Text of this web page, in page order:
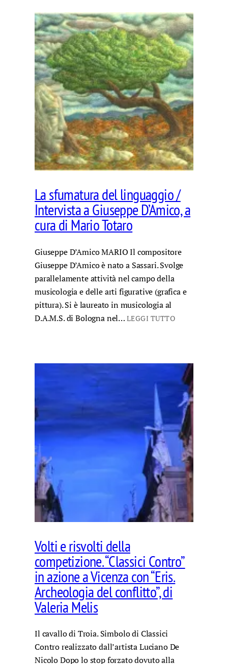
La sfumatura del linguaggio /
Intervista a Giuseppe D’Amico, a
cura di Mario Totaro
Giuseppe D’Amico MARIO Il compositore
Giuseppe D’Amico è nato a Sassari. Svolge
parallelamente attività nel campo della
musicologia e delle arti figurative (grafica e
pittura). Si è laureato in musicologia al
D.A.M.S. di Bologna nel… LEGGI TUTTO
Volti e risvolti della
competizione. “Classici Contro”
in azione a Vicenza con “Eris.
Archeologia del conflitto”, di
Valeria Melis
Il cavallo di Troia. Simbolo di Classici
Contro realizzato dall’artista Luciano De
Nicolo Dopo lo stop forzato dovuto alla